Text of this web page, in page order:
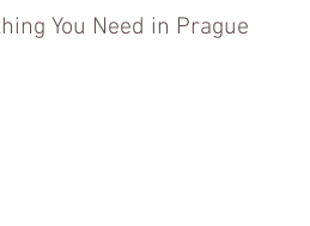
You Need in Prague